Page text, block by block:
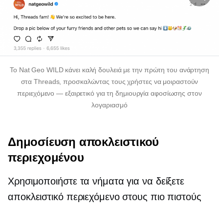
Το Nat Geo WILD κάνει καλή δουλειά με την πρώτη του ανάρτηση
στα Threads, προσκαλώντας τους χρήστες να μοιραστούν
περιεχόμενο — εξαιρετικό για τη δημιουργία αφοσίωσης στον
λογαριασμό
Δημοσίευση αποκλειστικού
περιεχομένου
Χρησιμοποιήστε τα νήματα για να δείξετε
αποκλειστικό περιεχόμενο στους πιο πιστούς